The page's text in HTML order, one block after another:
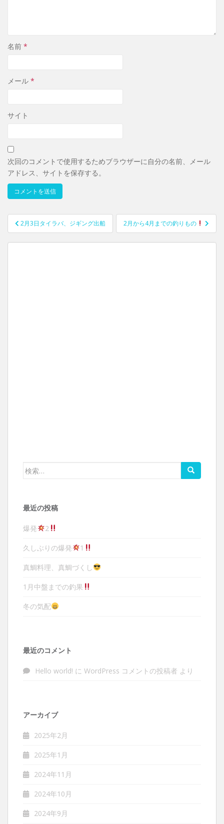
名前 *
メール *
サイト
次回のコメントで使用するためブラウザーに自分の名前、メール
アドレス、サイトを保存する。
投稿ナビゲーション
2月3日タイラバ、ジギング出船 2月から4月までの釣りもの
検索:
最近の投稿
爆発 2
久しぶりの爆発 1
真鯛料理、真鯛づくし
1月中盤までの釣果
冬の気配
最近のコメント
Hello world! に WordPress コメントの投稿者 より
アーカイブ
2025年2月
2025年1月
2024年11月
2024年10月
2024年9月